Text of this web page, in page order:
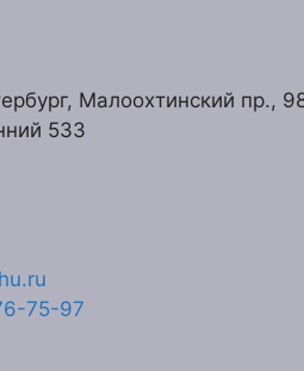
Малоохтинский пр.,
533
75-97